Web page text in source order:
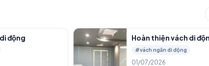
động Hoàn thiện vách di
#vách ngăn di động
01/07/2026